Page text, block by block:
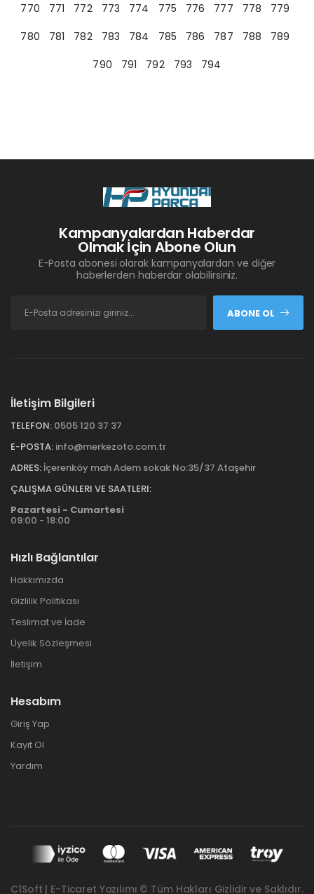
770
771 772 773 774 775 776 777 778
779
780
781 782 783 784 785 786 787 788
789
790
791 792 793 794
Kampanyalardan Haberdar
Olmak İçin Abone Olun
E-Posta abonesi olarak kampanyalardan ve diğer
haberlerden haberdar olabilirsiniz.
ABONE OL
İletişim Bilgileri
TELEFON: 0505 120 37 37
E-POSTA: info@merkezoto.com.tr
ADRES: İçerenköy mah Adem sokak No:35/37 Ataşehir
ÇALIŞMA GÜNLERI VE SAATLERI:
Pazartesi - Cumartesi
09:00 - 18:00
Hızlı Bağlantılar
Hakkımızda
Gizlilik Politikası
Teslimat ve İade
Üyelik Sözleşmesi
İletişim
Hesabım
Giriş Yap
Kayıt Ol
Yardım
C1Soft | E-Ticaret Yazılımı © Tüm Hakları Gizlidir ve Saklıdır.